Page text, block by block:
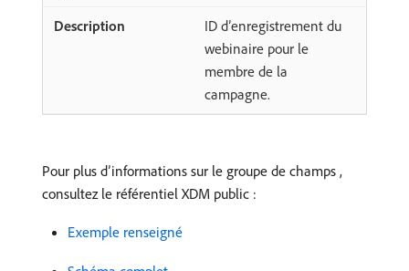
ID d’enregistrement du
webinaire pour le
membre de la
campagne.
Pour plus d’informations sur le groupe de champs ,
consultez le référentiel XDM public :
Exemple renseigné